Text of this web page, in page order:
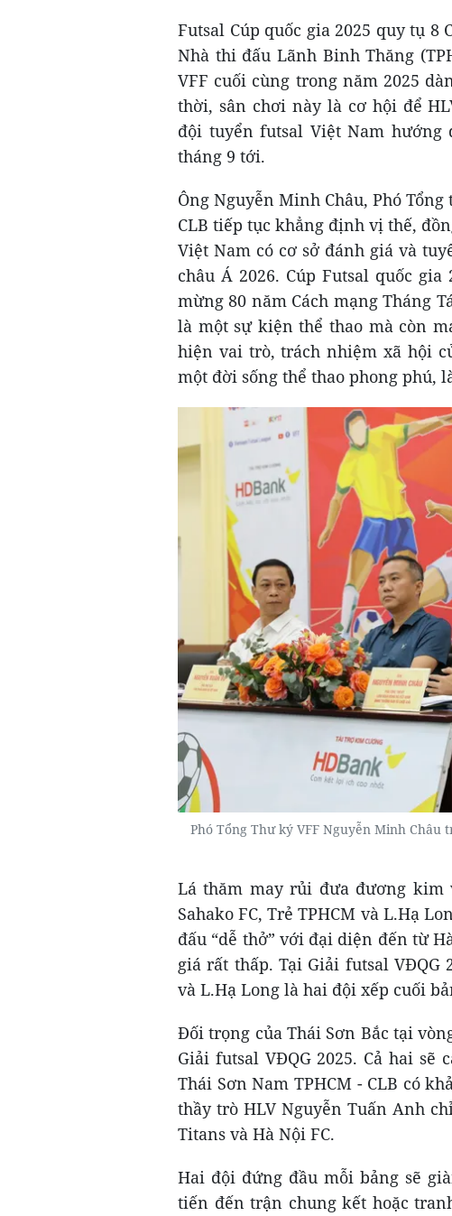
Futsal Cúp quốc gia 2025 quy tụ
Nhà thi đấu Lãnh Binh Thăng
VFF cuối cùng trong năm 2025
thời, sân chơi này là cơ hội để
đội tuyển futsal Việt Nam hướng
tháng 9 tới.
Ông Nguyễn Minh Châu, Phó
CLB tiếp tục khẳng định vị thế,
Việt Nam có cơ sở đánh giá và
châu Á 2026. Cúp Futsal quốc
mừng 80 năm Cách mạng Tháng
là một sự kiện thể thao mà còn
hiện vai trò, trách nhiệm xã hội
một đời sống thể thao phong phú,
Phó Tổng Thư ký VFF Nguyễn Minh Châu
Lá thăm may rủi đưa đương kim
Sahako FC, Trẻ TPHCM và L.Hạ
đấu “dễ thở” với đại diện đến từ
giá rất thấp. Tại Giải futsal VĐQG
và L.Hạ Long là hai đội xếp cuối
Đối trọng của Thái Sơn Bắc tại
Giải futsal VĐQG 2025. Cả hai sẽ
Thái Sơn Nam TPHCM - CLB có
thầy trò HLV Nguyễn Tuấn Anh
Titans và Hà Nội FC.
Hai đội đứng đầu mỗi bảng sẽ
tiến đến trận chung kết hoặc